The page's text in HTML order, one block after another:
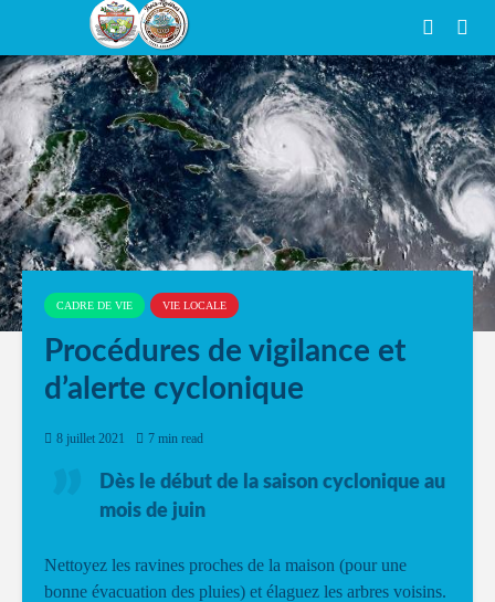
CADRE DE VIE VIE LOCALE
Procédures de vigilance et
d’alerte cyclonique
8 juillet 2021 7 min read
Dès le début de la saison cyclonique au
mois de juin
Nettoyez les ravines proches de la maison (pour une
bonne évacuation des pluies) et élaguez les arbres voisins.